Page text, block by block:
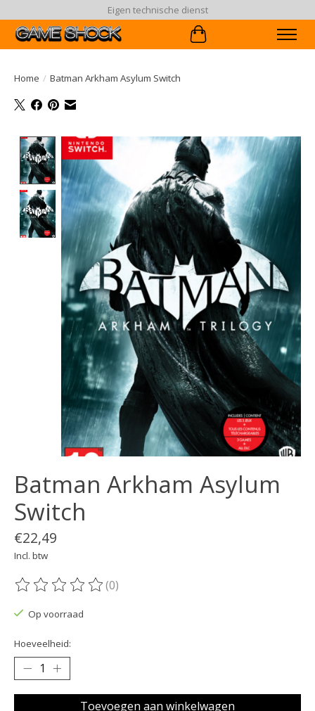
Eigen technische dienst
Winkelwagen
Home / Batman Arkham Asylum Switch
Product image slideshow Items
Batman Arkham Asylum
Switch
€22,49
Incl. btw
De beoordeling van dit product is
(0)
Op voorraad
Hoeveelheid:
Toevoegen aan winkelwagen